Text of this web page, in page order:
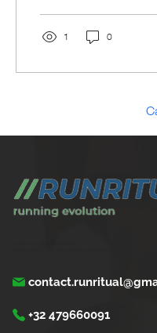
reali, scelti pensando a
corre, non solo a cosa è
Giardini Margherita: il
1 0
+32 479660091